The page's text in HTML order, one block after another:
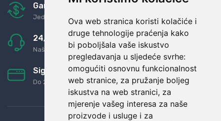
Ova web stranica koristi kolačiće i
druge tehnologije praćenja kako
bi poboljšala vaše iskustvo
pregledavanja u sljedeće svrhe:
omogućiti osnovnu funkcionalnost
web stranice, za pružanje boljeg
iskustva na web stranici, za
mjerenje vašeg interesa za naše
proizvode i usluge i za
Garancija u povrat novaca
Jednostavno pravilo: Roba za novac
24/7 odlična podrška
Naši agenti uvijek na raspolaganju
Sigurno obročno plaćanje
Do 24 rata bez kamata